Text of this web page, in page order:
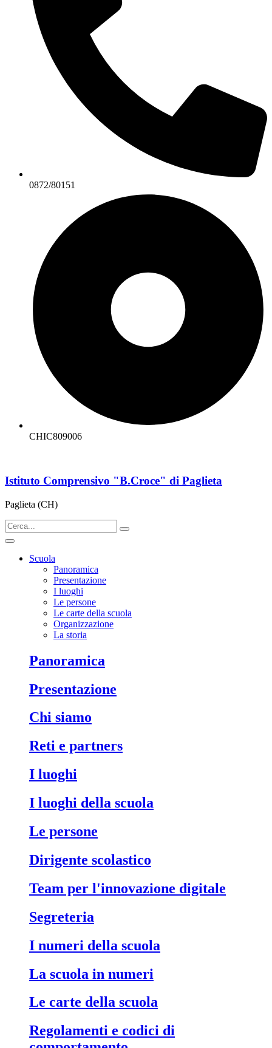
0872/80151
CHIC809006
Istituto Comprensivo "B.Croce" di Paglieta
Paglieta (CH)
Scuola
Panoramica
Presentazione
I luoghi
Le persone
Le carte della scuola
Organizzazione
La storia
Panoramica
Presentazione
Chi siamo
Reti e partners
I luoghi
I luoghi della scuola
Le persone
Dirigente scolastico
Team per l'innovazione digitale
Segreteria
I numeri della scuola
La scuola in numeri
Le carte della scuola
Regolamenti e codici di